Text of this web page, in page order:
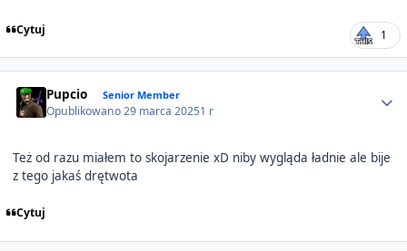
Cytuj 1
Pupcio Senior Member
Opublikowano29 marca 20251 r
Też od razu miałem to skojarzenie xD niby wygląda ładnie ale bije
z tego jakaś drętwota
Cytuj